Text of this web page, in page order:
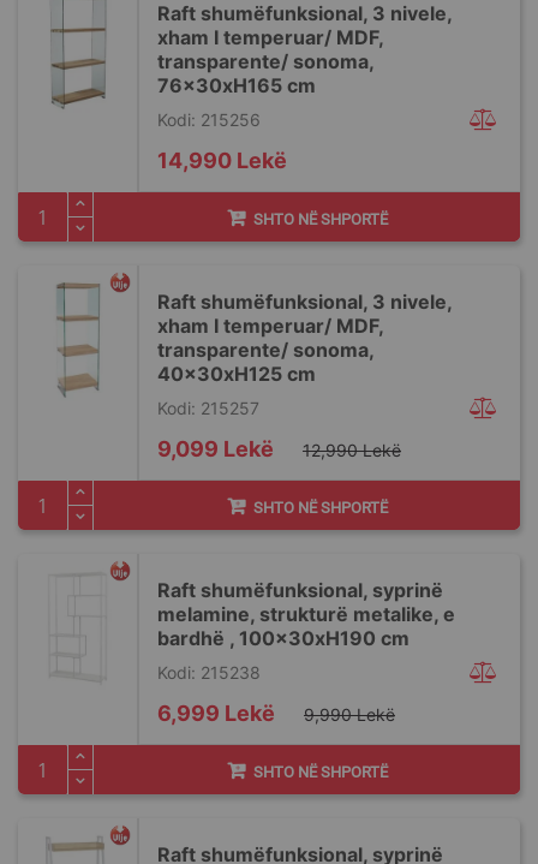
Raft shumëfunksional, 3 nivele,
xham I temperuar/ MDF,
transparente/ sonoma,
76x30xH165 cm
Kodi: 215256
14,990 Lekë
SHTO NË SHPORTË
Raft shumëfunksional, 3 nivele,
xham I temperuar/ MDF,
transparente/ sonoma,
40x30xH125 cm
Kodi: 215257
Special
Price
9,099 Lekë 12,990 Lekë
SHTO NË SHPORTË
Raft shumëfunksional, syprinë
melamine, strukturë metalike, e
bardhë , 100x30xH190 cm
Kodi: 215238
Special
Price
6,999 Lekë 9,990 Lekë
SHTO NË SHPORTË
Raft shumëfunksional, syprinë